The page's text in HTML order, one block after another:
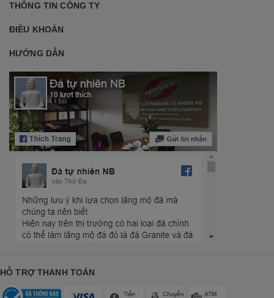
THÔNG TIN CÔNG TY
ĐIỀU KHOẢN
HƯỚNG DẪN
HỖ TRỢ THANH TOÁN